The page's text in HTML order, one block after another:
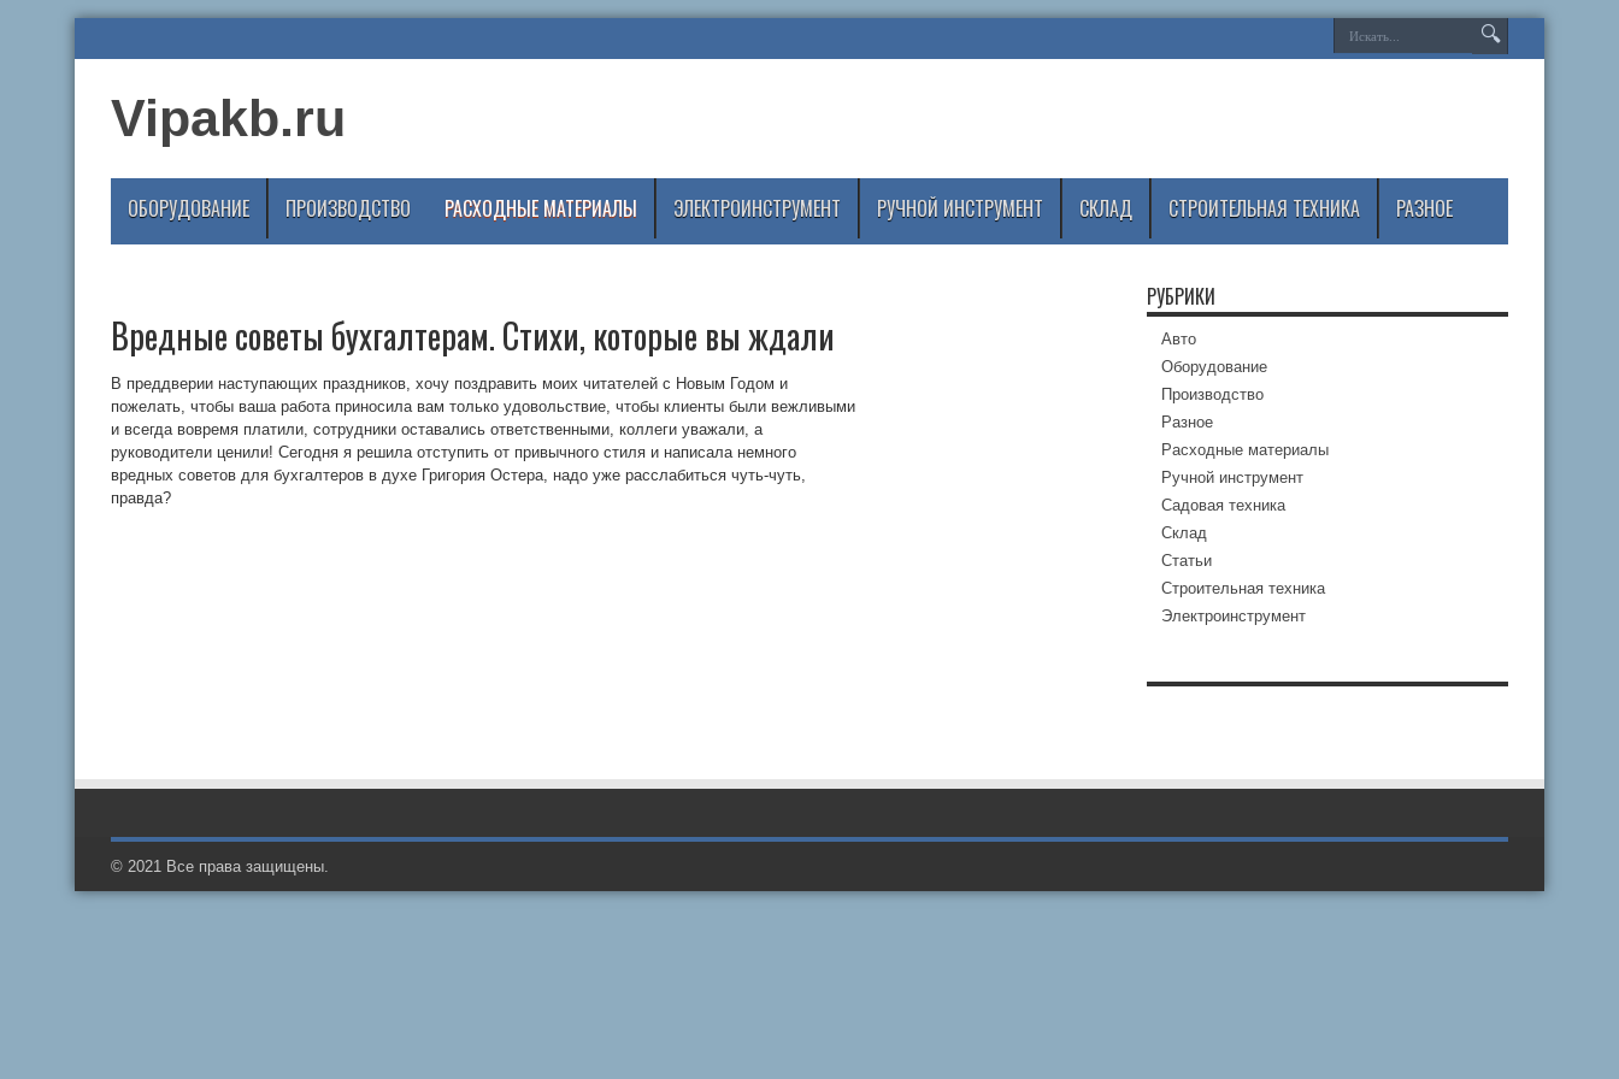
Vipakb.ru
ОБОРУДОВАНИЕ ПРОИЗВОДСТВО РАСХОДНЫЕ МАТЕРИАЛЫ ЭЛЕКТРОИНСТРУМЕНТ РУЧНОЙ ИНСТРУМЕНТ СКЛАД СТРОИТЕЛЬНАЯ ТЕХНИКА РАЗНОЕ
Вредные советы бухгалтерам. Стихи, которые вы ждали
В преддверии наступающих праздников, хочу поздравить моих читателей с Новым Годом и
пожелать, чтобы ваша работа приносила вам только удовольствие, чтобы клиенты были вежливыми
и всегда вовремя платили, сотрудники оставались ответственными, коллеги уважали, а
руководители ценили! Сегодня я решила отступить от привычного стиля и написала немного
вредных советов для бухгалтеров в духе Григория Остера, надо уже расслабиться чуть-чуть,
правда?
РУБРИКИ
Авто
Оборудование
Производство
Разное
Расходные материалы
Ручной инструмент
Садовая техника
Склад
Статьи
Строительная техника
Электроинструмент
© 2021 Все права защищены.